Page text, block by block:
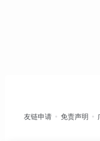
友链申请 免责声明